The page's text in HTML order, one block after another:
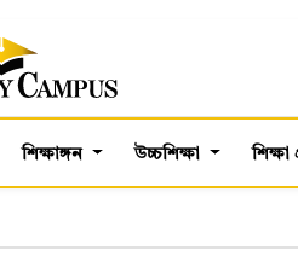
শিক্ষাঙ্গন উচ্চশিক্ষা শিক্ষা